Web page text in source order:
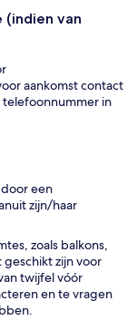
(indien van
aankomst contact
in
een
zijn/haar
zoals balkons,
zijn voor
twijfel vóór
en te vragen